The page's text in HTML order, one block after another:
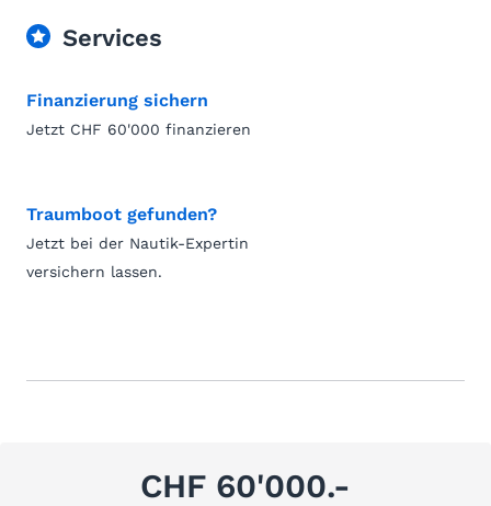
Services
Finanzierung sichern
Jetzt CHF 60'000 finanzieren
Traumboot gefunden?
Jetzt bei der Nautik-Expertin
versichern lassen.
CHF 60'000.-